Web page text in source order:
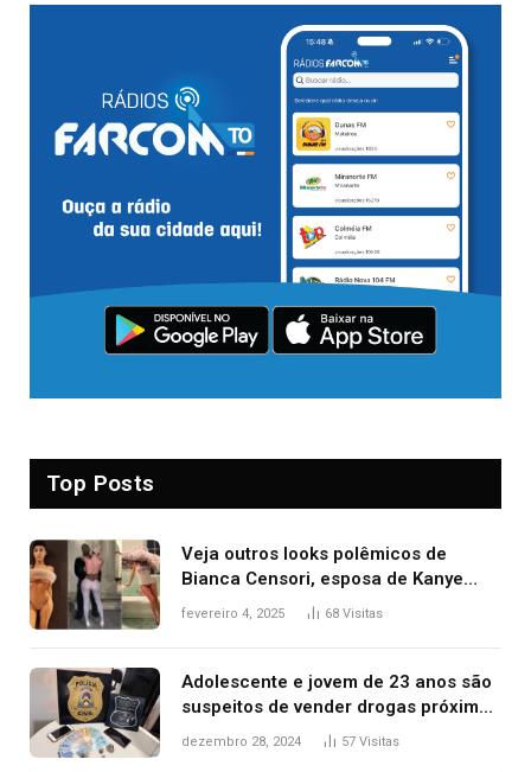
Top Posts
Veja outros looks polêmicos de
Bianca Censori, esposa de Kanye
West que apareceu nua no Grammy
fevereiro 4, 2025 68 Visitas
Adolescente e jovem de 23 anos são
suspeitos de vender drogas próximo
de delegacia e escola, diz polícia
dezembro 28, 2024 57 Visitas